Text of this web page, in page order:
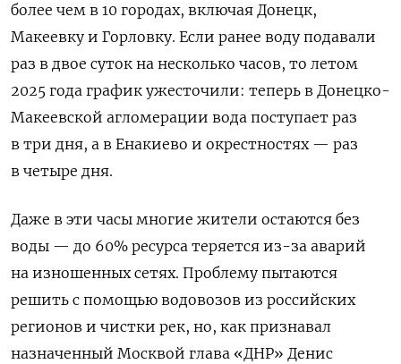
более чем в 10 городах, включая Донецк,
Макеевку и Горловку. Если ранее воду подавали
раз в двое суток на несколько часов, то летом
2025 года график ужесточили: теперь в Донецко-
Макеевской агломерации вода поступает раз
в три дня, а в Енакиево и окрестностях — раз
в четыре дня.
Даже в эти часы многие жители остаются без
воды — до 60% ресурса теряется из-за аварий
на изношенных сетях. Проблему пытаются
решить с помощью водовозов из российских
регионов и чистки рек, но, как признавал
назначенный Москвой глава «ДНР» Денис